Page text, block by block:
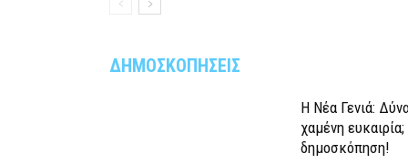
ΔΗΜΟΣΚΟΠΗΣΕΙΣ
Η Νέα Γενιά:
χαμένη
δημοσκόπηση!